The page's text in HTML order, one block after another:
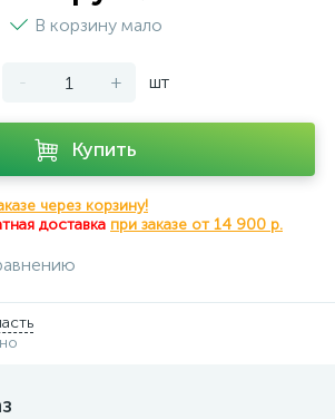
В корзину мало
- + шт
Купить
через корзину!
доставка при заказе от 14 900 р.